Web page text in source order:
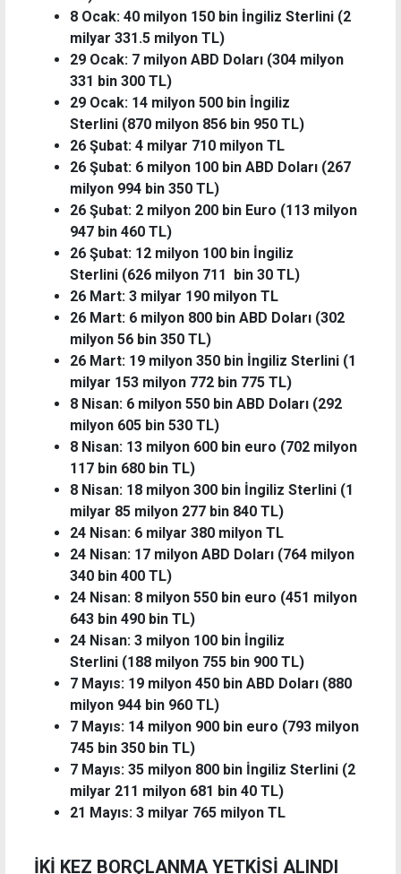
8 Ocak: 40 milyon 150 bin İngiliz Sterlini (2
milyar 331.5 milyon TL)
29 Ocak: 7 milyon ABD Doları (304 milyon
331 bin 300 TL)
29 Ocak: 14 milyon 500 bin İngiliz
Sterlini (870 milyon 856 bin 950 TL)
26 Şubat: 4 milyar 710 milyon TL
26 Şubat: 6 milyon 100 bin ABD Doları (267
milyon 994 bin 350 TL)
26 Şubat: 2 milyon 200 bin Euro (113 milyon
947 bin 460 TL)
26 Şubat: 12 milyon 100 bin İngiliz
Sterlini (626 milyon 711 bin 30 TL)
26 Mart: 3 milyar 190 milyon TL
26 Mart: 6 milyon 800 bin ABD Doları (302
milyon 56 bin 350 TL)
26 Mart: 19 milyon 350 bin İngiliz Sterlini (1
milyar 153 milyon 772 bin 775 TL)
8 Nisan: 6 milyon 550 bin ABD Doları (292
milyon 605 bin 530 TL)
8 Nisan: 13 milyon 600 bin euro (702 milyon
117 bin 680 bin TL)
8 Nisan: 18 milyon 300 bin İngiliz Sterlini (1
milyar 85 milyon 277 bin 840 TL)
24 Nisan: 6 milyar 380 milyon TL
24 Nisan: 17 milyon ABD Doları (764 milyon
340 bin 400 TL)
24 Nisan: 8 milyon 550 bin euro (451 milyon
643 bin 490 bin TL)
24 Nisan: 3 milyon 100 bin İngiliz
Sterlini (188 milyon 755 bin 900 TL)
7 Mayıs: 19 milyon 450 bin ABD Doları (880
milyon 944 bin 960 TL)
7 Mayıs: 14 milyon 900 bin euro (793 milyon
745 bin 350 bin TL)
7 Mayıs: 35 milyon 800 bin İngiliz Sterlini (2
milyar 211 milyon 681 bin 40 TL)
21 Mayıs: 3 milyar 765 milyon TL
İKİ KEZ BORÇLANMA YETKİSİ ALINDI